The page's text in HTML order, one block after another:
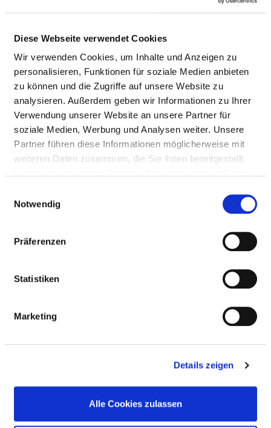
Diese Webseite verwendet Cookies
Wir verwenden Cookies, um Inhalte und Anzeigen zu
personalisieren, Funktionen für soziale Medien anbieten
zu können und die Zugriffe auf unsere Website zu
analysieren. Außerdem geben wir Informationen zu Ihrer
Verwendung unserer Website an unsere Partner für
soziale Medien, Werbung und Analysen weiter. Unsere
Partner führen diese Informationen möglicherweise mit
weiteren Daten zusammen, die Sie ihnen bereitgestellt
Notwendig
Präferenzen
Statistiken
Marketing
Details zeigen
Alle Cookies zulassen
psychosomatischen
Verhaltensstörungen
bei Erwachsenen
9-649.42
33
9-649.13
33
9-649.31
Psychosomatisch-
bei psychischen und
psychosomatischen
Verhaltensstörungen
32 9-634
9-649.55
9-649.0
19